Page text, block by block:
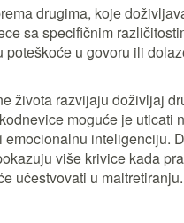
drugima, koje
sa specifičnim
u govoru ili
života razvijaju doživljaj
moguće je
inteligenciju.
više krivice kada
učestvovati u maltretiranju.